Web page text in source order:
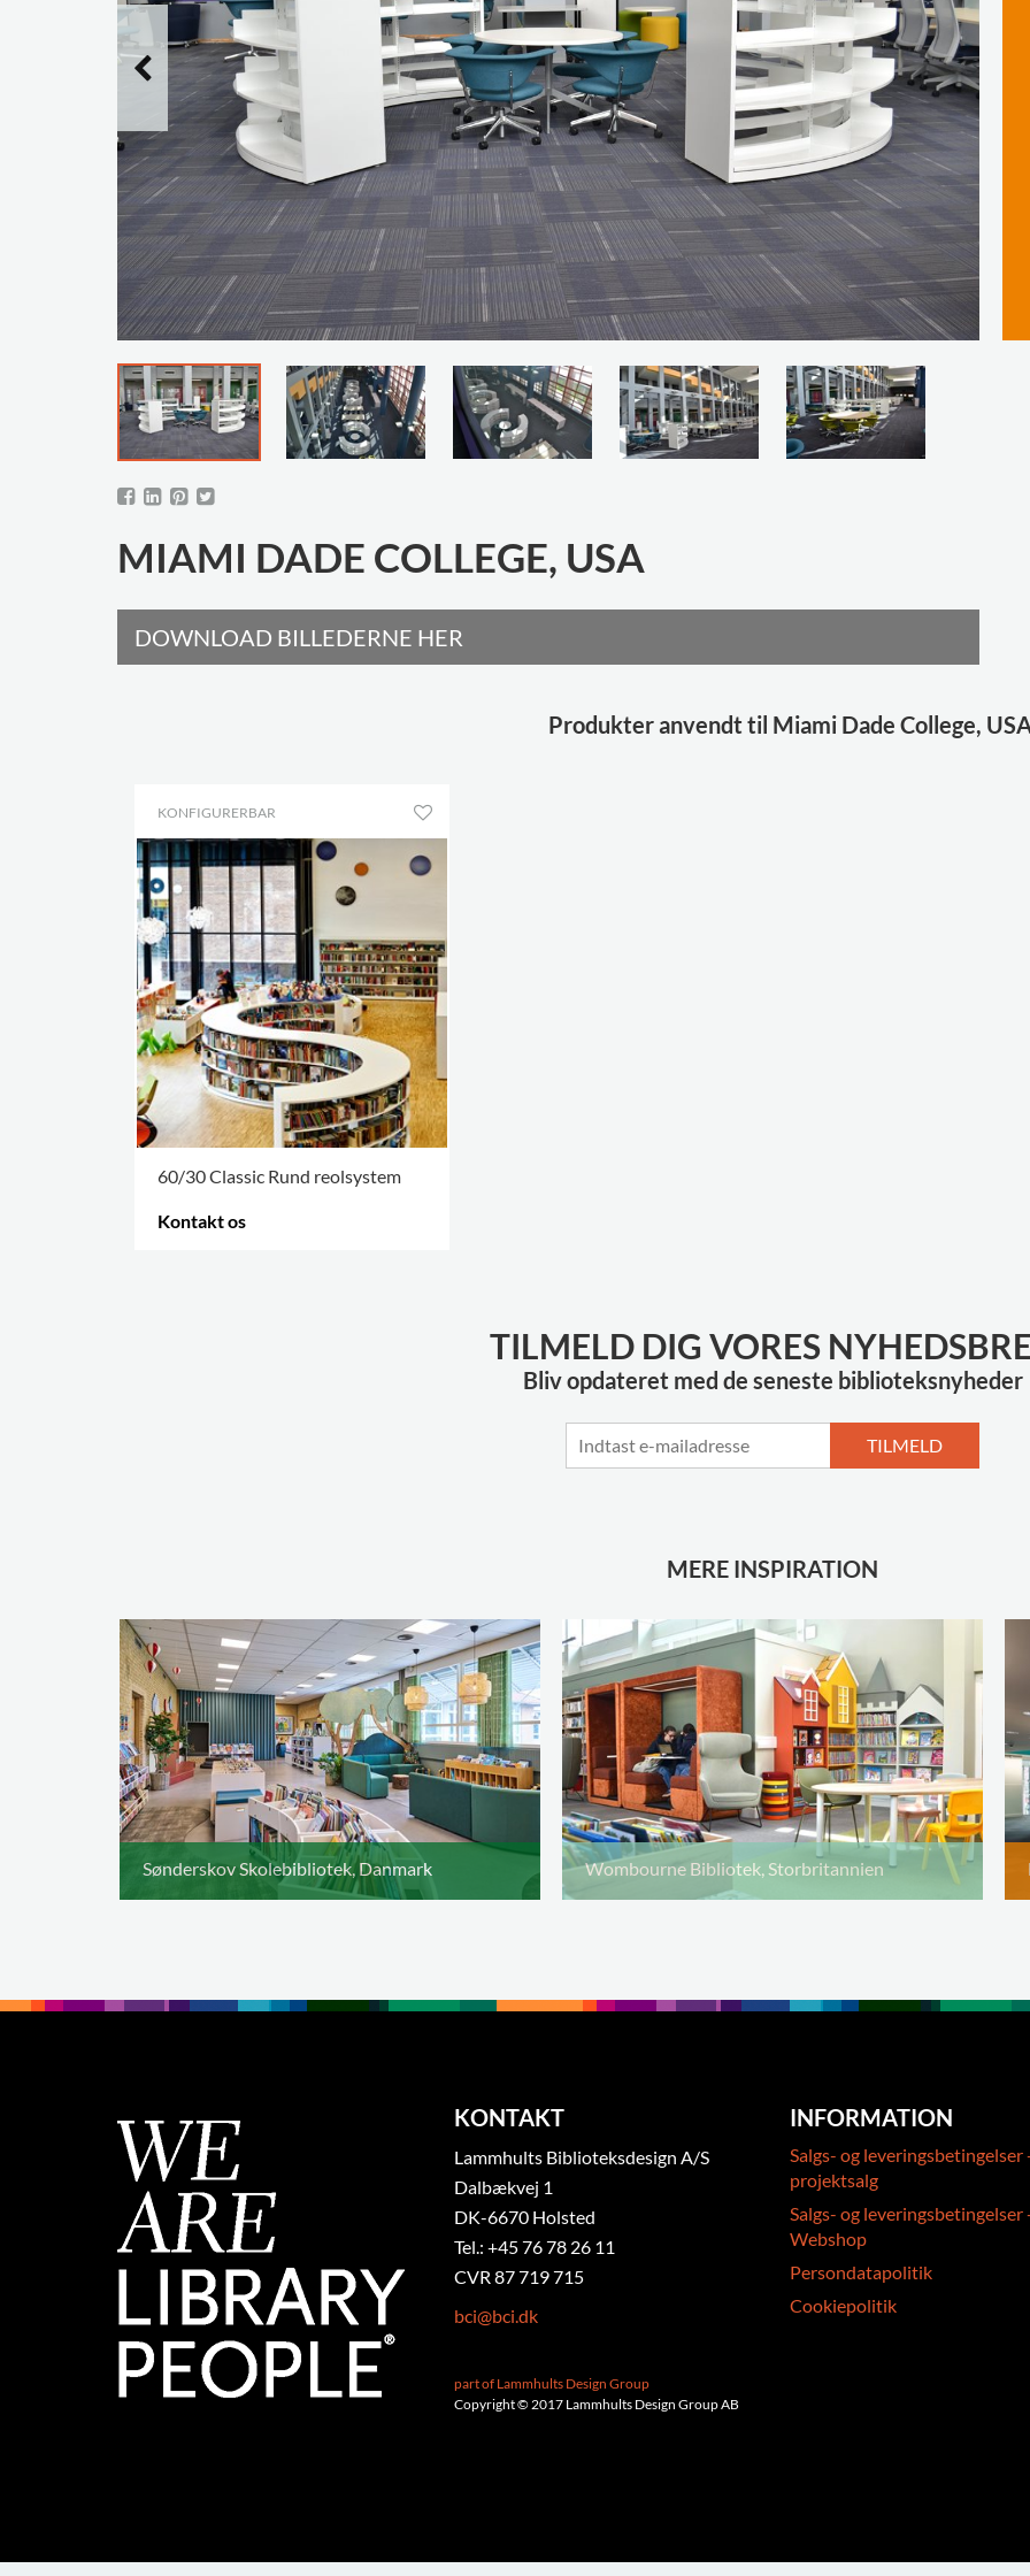
MIAMI DADE COLLEGE, USA
DOWNLOAD BILLEDERNE HER
Produkter anvendt til Miami Dade College,
KONFIGURERBAR
60/30 Classic Rund reolsystem
Kontakt os
TILMELD DIG VORES
Bliv opdateret med de seneste biblioteksnyheder
TILMELD
MERE INSPIRATION
Sønderskov Skolebibliotek, Danmark Wombourne Bibliotek, Storbritannien
KONTAKT
Lammhults Biblioteksdesign A/S
Dalbækvej 1
DK-6670 Holsted
Tel.: +45 76 78 26 11
CVR 87 719 715
bci@bci.dk
part of Lammhults Design Group
Copyright © 2017 Lammhults Design Group AB
INFORMATION
Salgs- og leveringsbetingelser
projektsalg
Salgs- og leveringsbetingelser
Webshop
Persondatapolitik
Cookiepolitik